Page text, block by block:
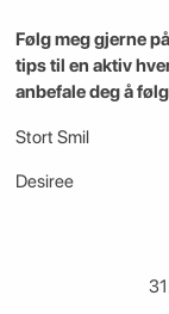
Følg meg gjerne
tips til en aktiv
anbefale deg å
Stort Smil
Desiree